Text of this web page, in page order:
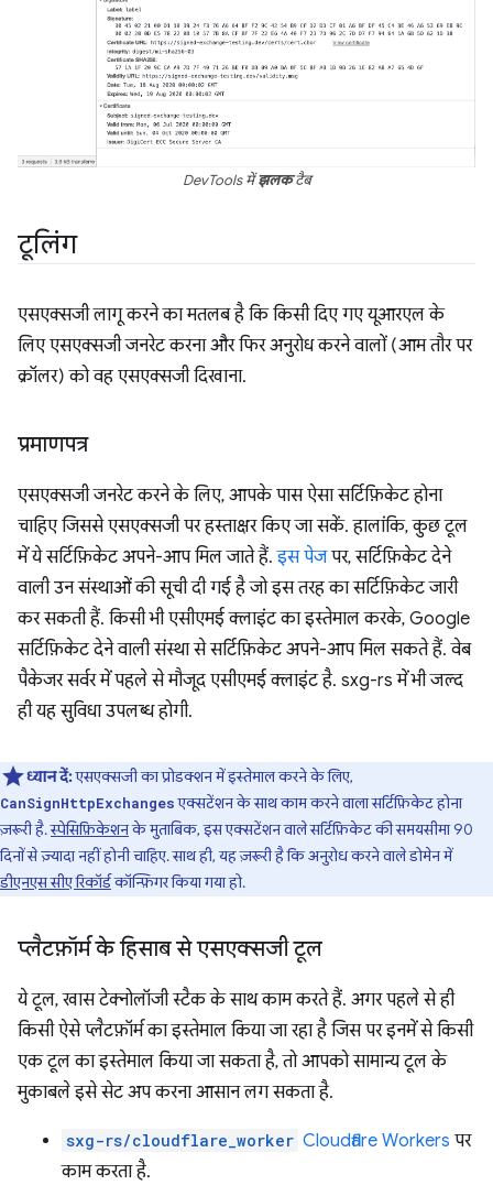
DevTools मेंझलकटैब
टूलिंग
एसएक्सजी लागू करने का मतलब है कि किसी दिए गए यूआरएल के
लिए एसएक्सजी जनरेट करना और फिर अनुरोध करने वालों (आम तौर पर
क्रॉलर) को वह एसएक्सजी दिखाना.
प्रमाणपत्र
एसएक्सजी जनरेट करने के लिए, आपके पास ऐसा सर्टिफ़िकेट होना
चाहिए जिससे एसएक्सजी पर हस्ताक्षर किए जा सकें. हालांकि, कुछ टूल
में ये सर्टिफ़िकेट अपने-आप मिल जाते हैं.इस पेजपर, सर्टिफ़िकेट देने
वाली उन संस्थाओं की सूची दी गई है जो इस तरह का सर्टिफ़िकेट जारी
कर सकती हैं. किसी भी एसीएमई क्लाइंट का इस्तेमाल करके, Google
सर्टिफ़िकेट देने वाली संस्था से सर्टिफ़िकेट अपने-आप मिल सकते हैं. वेब
पैकेजर सर्वर में पहले से मौजूद एसीएमई क्लाइंट है. sxg-rs में भी जल्द
ही यह सुविधा उपलब्ध होगी.
ध्यान दें:एसएक्सजी का प्रोडक्शन में इस्तेमाल करने के लिए,
CanSignHttpExchangesएक्सटेंशन के साथ काम करने वाला सर्टिफ़िकेट होना
ज़रूरी है.स्पेसिफ़िकेशनके मुताबिक, इस एक्सटेंशन वाले सर्टिफ़िकेट की समयसीमा 90
दिनों से ज़्यादा नहीं होनी चाहिए. साथ ही, यह ज़रूरी है कि अनुरोध करने वाले डोमेन में
डीएनएस सीए रिकॉर्डकॉन्फ़िगर किया गया हो.
प्लैटफ़ॉर्म के हिसाब से एसएक्सजी टूल
ये टूल, खास टेक्नोलॉजी स्टैक के साथ काम करते हैं. अगर पहले से ही
किसी ऐसे प्लैटफ़ॉर्म का इस्तेमाल किया जा रहा है जिस पर इनमें से किसी
एक टूल का इस्तेमाल किया जा सकता है, तो आपको सामान्य टूल के
मुकाबले इसे सेट अप करना आसान लग सकता है.
sxg-rs/cloudflare_worker Cloudflare Workers पर
काम करता है.